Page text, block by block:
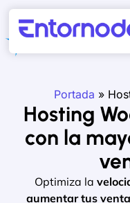
Portada »
Hosting
con la
Optimiza la
aumentar tus